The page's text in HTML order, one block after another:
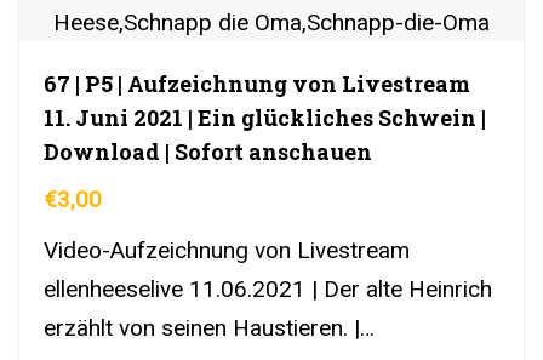
67 | P5 | Aufzeichnung von Livestream
11. Juni 2021 | Ein glückliches Schwein |
Download | Sofort anschauen
€3,00
Video-Aufzeichnung von Livestream
ellenheeselive 11.06.2021 | Der alte Heinrich
erzählt von seinen Haustieren. |